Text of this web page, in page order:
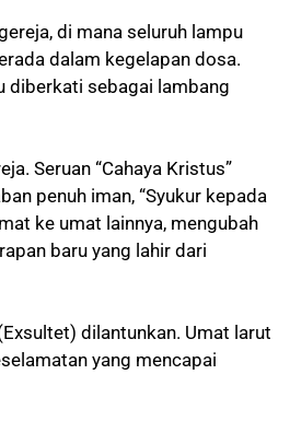
di mana seluruh lampu
dalam kegelapan dosa.
diberkati sebagai lambang
Seruan “Cahaya Kristus”
penuh iman, “Syukur kepada
ke umat lainnya, mengubah
baru yang lahir dari
dilantunkan. Umat larut
yang mencapai